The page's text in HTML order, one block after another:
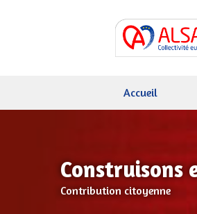
Accueil
Construisons
Contribution citoyenne